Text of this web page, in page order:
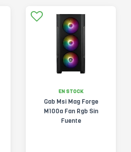
EN STOCK
Gab Msi Mag Forge
M100a Fan Rgb Sin
Fuente